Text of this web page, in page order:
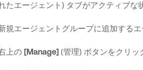
たエージェント) タブがアクティブな
規エージェントグループに追加する
上の [Manage](管理) ボタンをクリッ